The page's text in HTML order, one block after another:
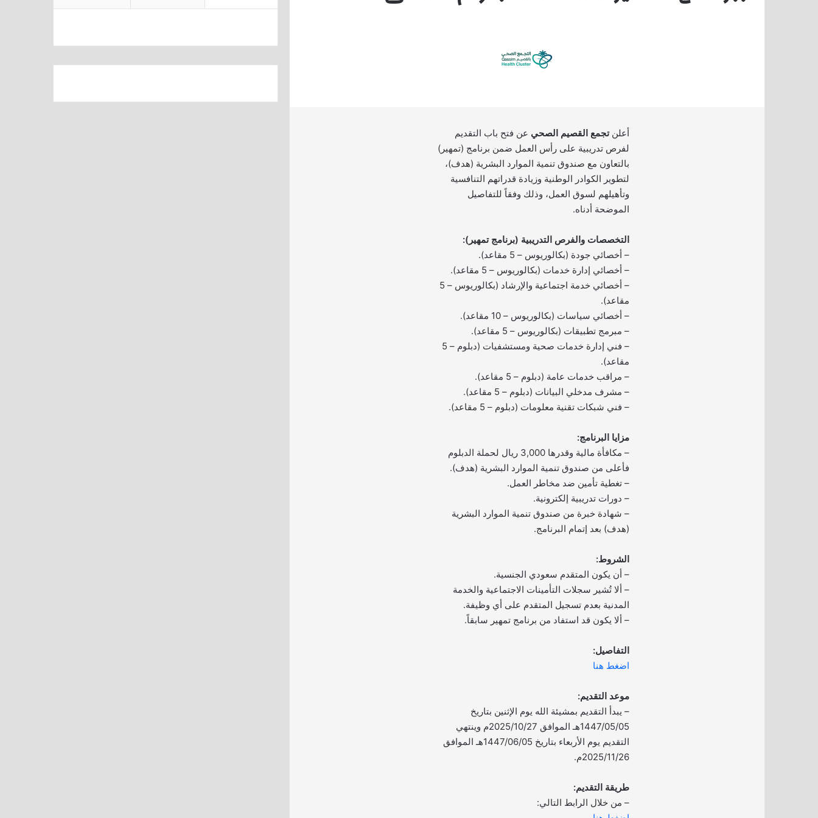
أعلنتجمع القصيم الصحي عن فتح باب التقديم
لفرص تدريبية على رأس العمل ضمن برنامج (تمهير)
بالتعاون مع صندوق تنمية الموارد البشرية (هدف)،
لتطوير الكوادر الوطنية وزيادة قدراتهم التنافسية
وتأهيلهم لسوق العمل، وذلك وفقاً للتفاصيل
الموضحة أدناه.
التخصصات والفرص التدريبية (برنامج تمهير):
– أخصائي جودة (بكالوريوس – 5 مقاعد).
– أخصائي إدارة خدمات (بكالوريوس – 5 مقاعد).
– أخصائي خدمة اجتماعية والإرشاد (بكالوريوس – 5
مقاعد).
– أخصائي سياسات (بكالوريوس – 10 مقاعد).
– مبرمج تطبيقات (بكالوريوس – 5 مقاعد).
– فني إدارة خدمات صحية ومستشفيات (دبلوم – 5
مقاعد).
– مراقب خدمات عامة (دبلوم – 5 مقاعد).
– مشرف مدخلي البيانات (دبلوم – 5 مقاعد).
– فني شبكات تقنية معلومات (دبلوم – 5 مقاعد).
مزايا البرنامج:
– مكافأة مالية وقدرها 3,000 ريال لحملة الدبلوم
فأعلى من صندوق تنمية الموارد البشرية (هدف).
– تغطية تأمين ضد مخاطر العمل.
– دورات تدريبية إلكترونية.
– شهادة خبرة من صندوق تنمية الموارد البشرية
(هدف) بعد إتمام البرنامج.
الشروط:
– أن يكون المتقدم سعودي الجنسية.
– ألا تُشير سجلات التأمينات الاجتماعية والخدمة
المدنية بعدم تسجيل المتقدم على أي وظيفة.
– ألا يكون قد استفاد من برنامج تمهير سابقاً.
التفاصيل:
اضغط هنا
موعد التقديم:
– يبدأ التقديم بمشيئة الله يوم الإثنين بتاريخ
1447/05/05هـ الموافق 2025/10/27م وينتهي
التقديم يوم الأربعاء بتاريخ 1447/06/05هـ الموافق
2025/11/26م.
طريقة التقديم:
– من خلال الرابط التالي: